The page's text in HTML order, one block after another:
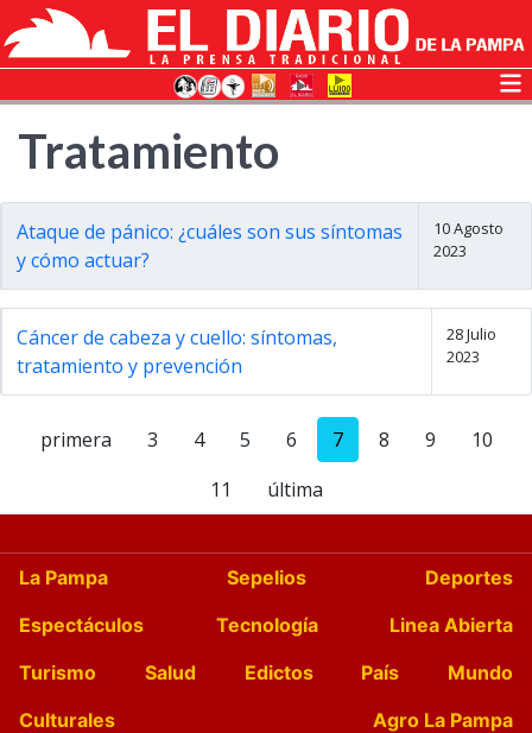
Tratamiento
Ataque de pánico: ¿cuáles son sus síntomas
y cómo actuar?
10 Agosto
2023
Cáncer de cabeza y cuello: síntomas,
tratamiento y prevención
28 Julio
2023
primera 3 4 5 6 7 8 9
10
11
última
La Pampa Sepelios
Deportes
Espectáculos
Tecnología
Linea Abierta
Turismo
Salud Edictos País
Mundo
Culturales
Agro La Pampa